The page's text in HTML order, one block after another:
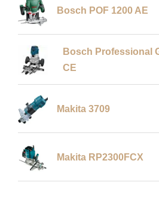
Bosch POF 1200 AE
Bosch Professional
CE
Makita 3709
Makita RP2300FCX